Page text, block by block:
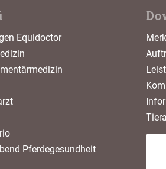
Equidoctor
Pferdegesundheit